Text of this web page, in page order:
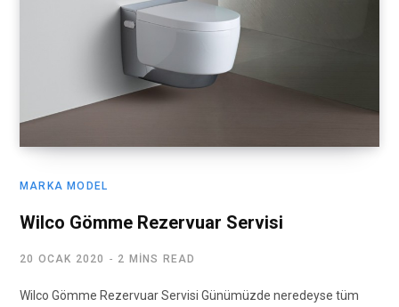
MARKA MODEL
Wilco Gömme Rezervuar Servisi
20 OCAK 2020 2 MINS READ
Wilco Gömme Rezervuar Servisi Günümüzde neredeyse tüm